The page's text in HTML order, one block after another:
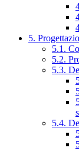
5.
5.1.
5.2.
5.3.
5.4.